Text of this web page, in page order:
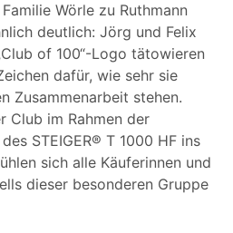
Wörle zu Ruthmann
deutlich: Jörg und Felix
of 100“-Logo tätowieren
dafür, wie sehr sie
Zusammenarbeit stehen.
Club im Rahmen der
STEIGER® T 1000 HF ins
sich alle Käuferinnen und
dieser besonderen Gruppe